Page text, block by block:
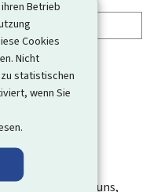
Betrieb
Cookies
Nicht
statistischen
wenn Sie
und helfen Sie uns,